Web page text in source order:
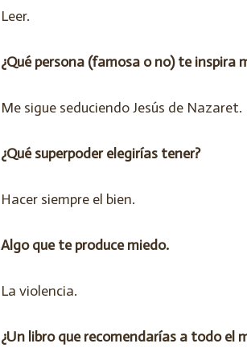
Leer.
¿Qué persona (famosa o no) te inspira
Me sigue seduciendo Jesús de Nazaret.
¿Qué superpoder elegirías tener?
Hacer siempre el bien.
Algo que te produce miedo.
La violencia.
¿Un libro que recomendarías a todo el